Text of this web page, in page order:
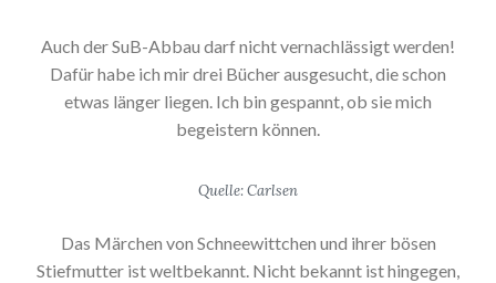
Auch der SuB-Abbau darf nicht vernachlässigt werden!
Dafür habe ich mir drei Bücher ausgesucht, die schon
etwas länger liegen. Ich bin gespannt, ob sie mich
begeistern können.
Quelle: Carlsen
Das Märchen von Schneewittchen und ihrer bösen
Stiefmutter ist weltbekannt. Nicht bekannt ist hingegen,